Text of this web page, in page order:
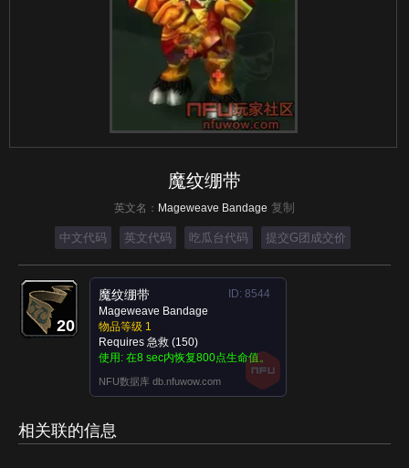
魔纹绷带
英文名： Mageweave Bandage 复制
中文代码 英文代码 吃瓜台代码 提交G团成交价
20
20
20
20
20
20
20
20
20
魔纹绷带
ID: 8544
Mageweave Bandage
物品等级 1
Requires 急救 (150)
使用: 在8 sec内恢复800点生命值。
NFU数据库 db.nfuwow.com
相关联的信息
目标 (2) 制造 (1)